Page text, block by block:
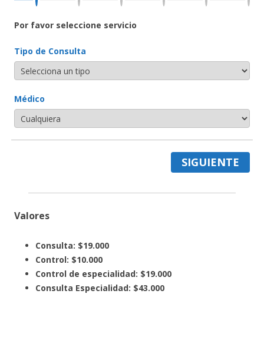
Por favor seleccione servicio
Tipo de Consulta
Médico
SIGUIENTE
Valores
Consulta: $19.000
Control: $10.000
Control de especialidad: $19.000
Consulta Especialidad: $43.000